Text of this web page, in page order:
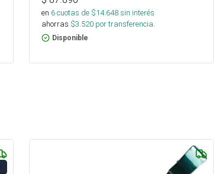
en 6cuotas de $14.648sin interés
ahorras $3.520 por transferencia.
Disponible